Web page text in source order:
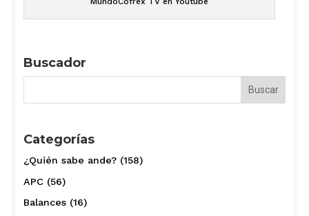
Buscador
Categorías
¿Quién sabe ande?(158)
APC(56)
Balances(16)